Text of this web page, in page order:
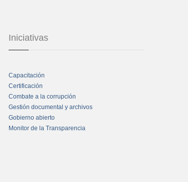
Iniciativas
Capacitación
Certificación
Combate a la corrupción
Gestión documental y archivos
Gobierno abierto
Monitor de la Transparencia